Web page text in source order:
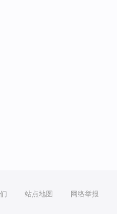
站点地图 网络举报